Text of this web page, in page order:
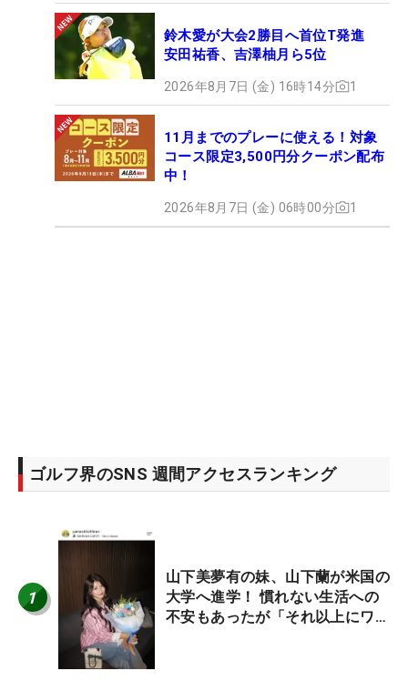
鈴木愛が大会2勝目へ首位T発進
安田祐香、吉澤柚月ら5位
2026年8月7日 (金) 16時14分 1
11月までのプレーに使える！対象
コース限定3,500円分クーポン配布
中！
2026年8月7日 (金) 06時00分 1
ゴルフ界のSNS 週間アクセスランキング
1
山下美夢有の妹、山下蘭が米国の
大学へ進学！ 慣れない生活への
不安もあったが「それ以上にワク